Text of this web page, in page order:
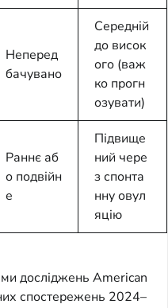
Неперед
бачувано
Середній
до висок
ого (важ
ко прогн
озувати)
Раннє аб
о подвійн
е
Підвище
ний чере
з спонта
нну овул
яцію
досліджень American
спостережень 2024–